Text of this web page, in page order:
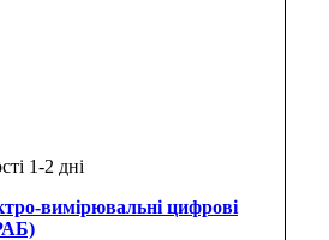
вимірювальні цифрові